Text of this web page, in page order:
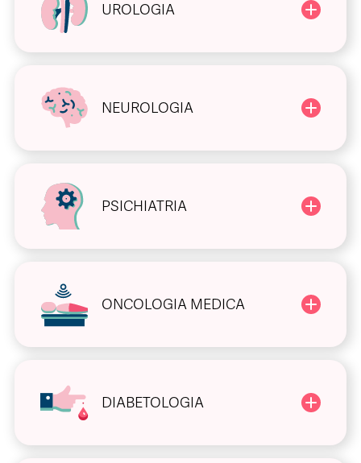
UROLOGIA
NEUROLOGIA
PSICHIATRIA
ONCOLOGIA MEDICA
DIABETOLOGIA